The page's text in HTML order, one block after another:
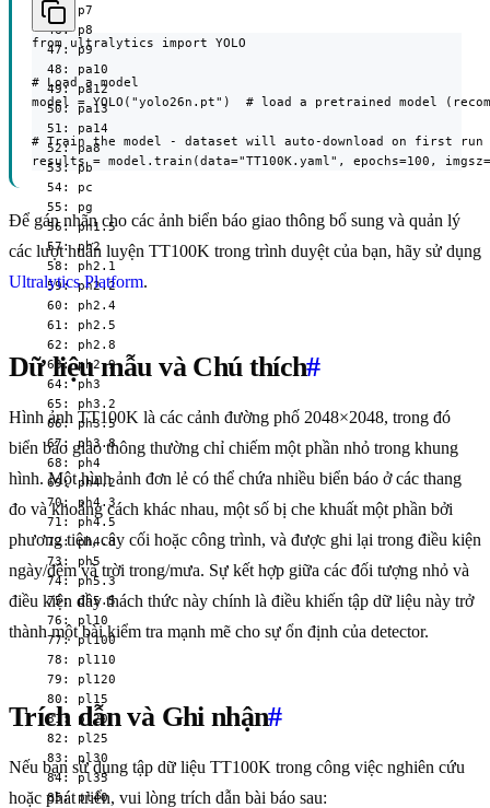
  45: p7
  46: p8
  47: p9
  48: pa10
  49: pa12
  50: pa13
  51: pa14
  52: pa8
  53: pb
  54: pc
  55: pg
  56: ph1.5
  57: ph2
  58: ph2.1
  59: ph2.2
  60: ph2.4
  61: ph2.5
  62: ph2.8
  63: ph2.9
  64: ph3
  65: ph3.2
  66: ph3.5
  67: ph3.8
  68: ph4
  69: ph4.2
  70: ph4.3
  71: ph4.5
  72: ph4.8
  73: ph5
  74: ph5.3
  75: ph5.5
  76: pl10
  77: pl100
  78: pl110
  79: pl120
  80: pl15
  81: pl20
  82: pl25
  83: pl30
  84: pl35
  85: pl40
from ultralytics import YOLO
# Load a model
model = YOLO("yolo26n.pt")  # load a pretrained model
# Train the model - dataset will auto-download on first run
results = model.train(data="TT100K.yaml", epochs=100,
Để gán nhãn cho các ảnh biển báo giao thông bổ sung và quản lý
các lượt huấn luyện TT100K trong trình duyệt của bạn, hãy sử dụng
Ultralytics Platform.
Dữ liệu mẫu và Chú thích#
Hình ảnh TT100K là các cảnh đường phố 2048×2048, trong đó
biển báo giao thông thường chỉ chiếm một phần nhỏ trong khung
hình. Một hình ảnh đơn lẻ có thể chứa nhiều biển báo ở các thang
đo và khoảng cách khác nhau, một số bị che khuất một phần bởi
phương tiện, cây cối hoặc công trình, và được ghi lại trong điều kiện
ngày/đêm và trời trong/mưa. Sự kết hợp giữa các đối tượng nhỏ và
điều kiện đầy thách thức này chính là điều khiến tập dữ liệu này trở
thành một bài kiểm tra mạnh mẽ cho sự ổn định của detector.
Trích dẫn và Ghi nhận#
Nếu bạn sử dụng tập dữ liệu TT100K trong công việc nghiên cứu
hoặc phát triển, vui lòng trích dẫn bài báo sau: